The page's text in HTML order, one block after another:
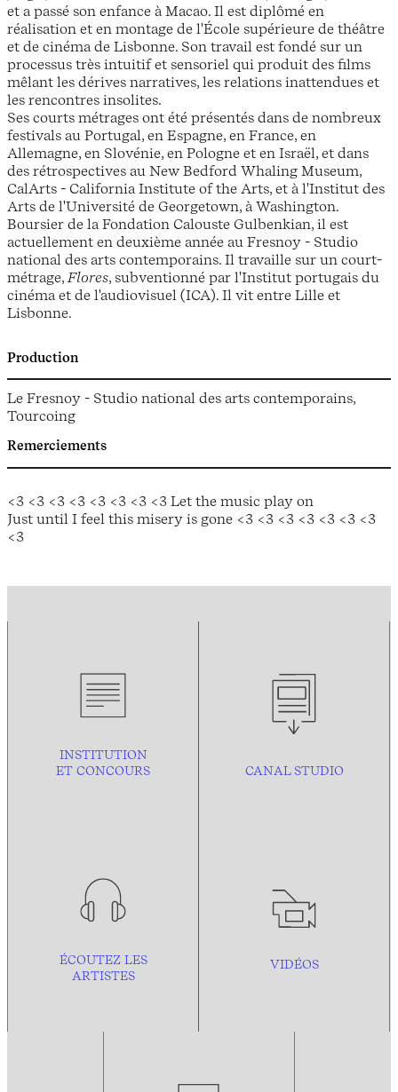
et a passé son enfance à Macao. Il est diplômé en
réalisation et en montage de l'École supérieure de théâtre
et de cinéma de Lisbonne. Son travail est fondé sur un
processus très intuitif et sensoriel qui produit des films
mêlant les dérives narratives, les relations inattendues et
les rencontres insolites.
Ses courts métrages ont été présentés dans de nombreux
festivals au Portugal, en Espagne, en France, en
Allemagne, en Slovénie, en Pologne et en Israël, et dans
des rétrospectives au New Bedford Whaling Museum,
CalArts - California Institute of the Arts, et à l'Institut des
Arts de l'Université de Georgetown, à Washington.
Boursier de la Fondation Calouste Gulbenkian, il est
actuellement en deuxième année au Fresnoy - Studio
national des arts contemporains. Il travaille sur un court-
métrage,Flores, subventionné par l'Institut portugais du
cinéma et de l'audiovisuel (ICA). Il vit entre Lille et
Lisbonne.
Production
Le Fresnoy - Studio national des arts contemporains,
Tourcoing
Remerciements
<3 <3 <3 <3 <3 <3 <3 <3 Let the music play on
Just until I feel this misery is gone <3 <3 <3 <3 <3 <3 <3
<3
INSTITUTION
ET CONCOURS
CANAL STUDIO
ÉCOUTEZ LES
ARTISTES
VIDÉOS